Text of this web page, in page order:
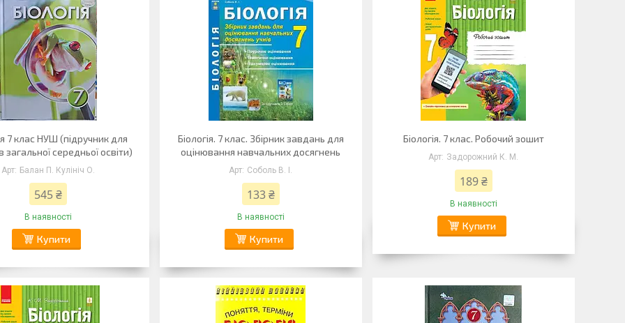
7 клас НУШ (підручник для
загальної середньої освіти)
Балан П. Кулініч О.
545 ₴
В наявності
Купити
Біологія. 7 клас. Збірник завдань для
оцінювання навчальних досягнень
Соболь В. І.
133 ₴
В наявності
Купити
Біологія. 7 клас. Робочий зошит
Задорожний К. М.
189 ₴
В наявності
Купити